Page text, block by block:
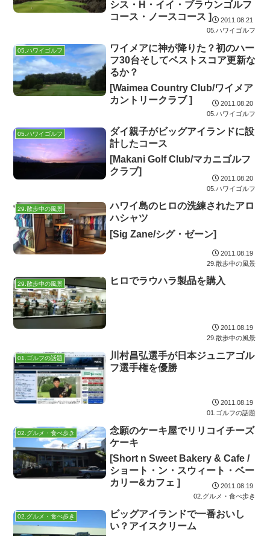
シス・H・イイ・ブラウンゴルフ
コース・ノースコース ]
2011.08.21
05.ハワイゴルフ
05.ハワイゴルフ
ワイメアに神が降りた？初のハー
フ30台そしてベストスコア更新な
るか？
[Waimea Country Club/ワイメア
カントリークラブ ]
2011.08.20
05.ハワイゴルフ
05.ハワイゴルフ
ダイ親子がビッグアイランドに設
計したコース
[Makani Golf Club/マカニゴルフ
クラブ]
2011.08.20
05.ハワイゴルフ
29.散歩中の風景
ハワイ島のヒロの洗練されたアロ
ハシャツ
[Sig Zane/シグ・ゼーン]
2011.08.19
29.散歩中の風景
29.散歩中の風景 ヒロでラウハラ製品を購入
2011.08.19
29.散歩中の風景
01.ゴルフの話題
川村昌弘選手が日本ジュニアゴル
フ選手権を優勝
2011.08.19
01.ゴルフの話題
02.グルメ・食べ歩き
念願のケーキ屋でリリコイチーズ
ケーキ
[Short n Sweet Bakery & Cafe /
ショート・ン・スウィート・ベー
カリー&カフェ ]
2011.08.19
02.グルメ・食べ歩き
02.グルメ・食べ歩き
ビッグアイランドで一番おいし
い？アイスクリーム